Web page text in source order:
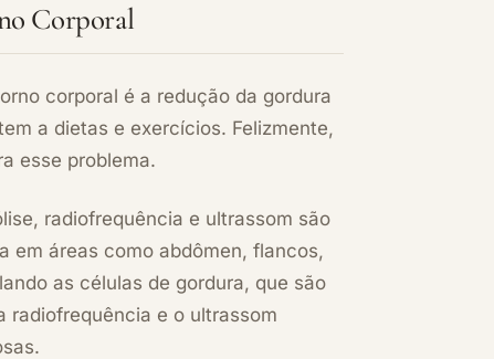
Corporal
corporal é a redução da gordura
a dietas e exercícios. Felizmente,
esse problema.
radiofrequência e ultrassom são
em áreas como abdômen, flancos,
as células de gordura, que são
radiofrequência e o ultrassom